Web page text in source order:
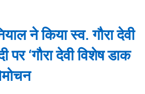
ने किया स्व. गौरा देवी
पर ‘गौरा देवी विशेष डाक